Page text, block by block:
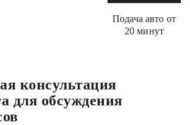
Подача авто от
20 минут
консультация
для обсуждения